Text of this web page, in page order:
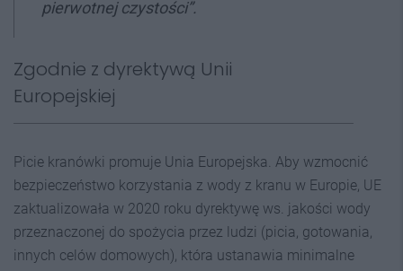
pierwotnej czystości”.
Zgodnie z dyrektywą Unii
Europejskiej
Picie kranówki promuje Unia Europejska. Aby wzmocnić
bezpieczeństwo korzystania z wody z kranu w Europie, UE
zaktualizowała w 2020 roku dyrektywę ws. jakości wody
przeznaczonej do spożycia przez ludzi (picia, gotowania,
innych celów domowych), która ustanawia minimalne